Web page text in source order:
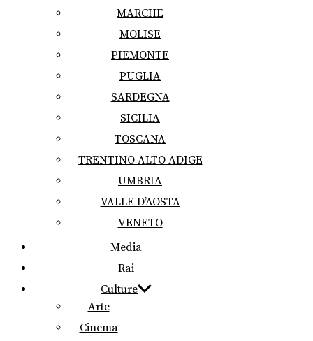
MARCHE
MOLISE
PIEMONTE
PUGLIA
SARDEGNA
SICILIA
TOSCANA
TRENTINO ALTO ADIGE
UMBRIA
VALLE D’AOSTA
VENETO
Media
Rai
Culture
Arte
Cinema